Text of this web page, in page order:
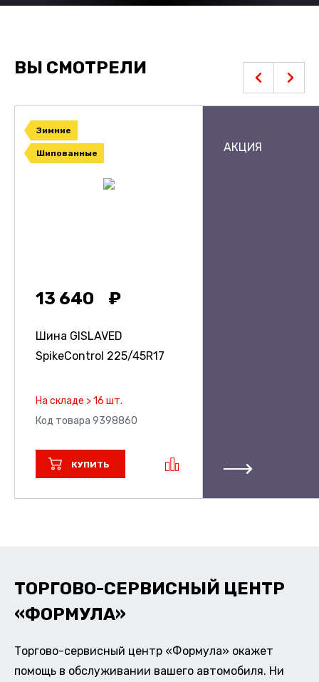
ВЫ СМОТРЕЛИ
Зимние
Шипованные
13 640
Шина GISLAVED
SpikeControl 225/45R17
На складе > 16 шт.
Код товара 9398860
КУПИТЬ
АКЦИЯ
ТОРГОВО-СЕРВИСНЫЙ ЦЕНТР
«ФОРМУЛА»
Торгово-сервисный центр «Формула» окажет
помощь в обслуживании вашего автомобиля. Ни